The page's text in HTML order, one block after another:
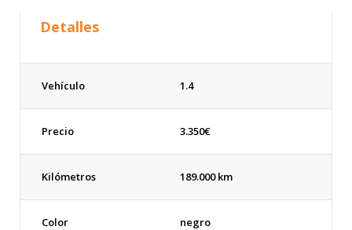
Detalles
Vehículo 1.4
Precio 3.350€
Kilómetros 189.000 km
Color negro